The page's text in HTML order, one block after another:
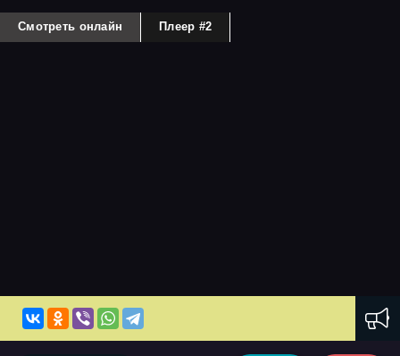
Смотреть онлайн Плеер #2